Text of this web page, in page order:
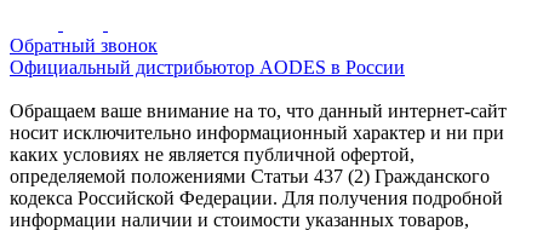
Обратный звонок
Официальный дистрибьютор AODES в России
Обращаем ваше внимание на то, что данный интернет-сайт
носит исключительно информационный характер и ни при
каких условиях не является публичной офертой,
определяемой положениями Статьи 437 (2) Гражданского
кодекса Российской Федерации. Для получения подробной
информации наличии и стоимости указанных товаров,